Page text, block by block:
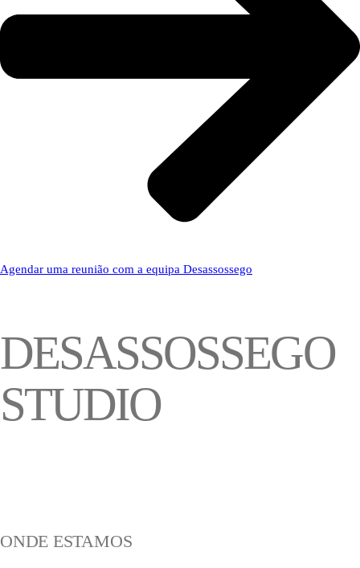
Agendar uma reunião com a equipa Desassossego
DESASSOSSEGO
STUDIO
ONDE ESTAMOS